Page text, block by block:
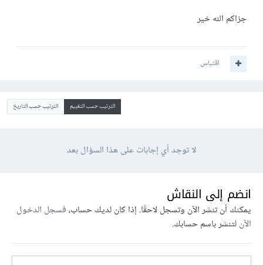
جزاكم الله خير
اقتباس
الترتيب حسب التقييم الترتيب حسب التاريخ
لا توجد أي إجابات على هذا السؤال بعد
انضم إلى النقاش
يمكنك أن تنشر الآن وتسجل لاحقًا. إذا كان لديك حساب،فسجل الدخول
الآنلتنشر باسم حسابك.